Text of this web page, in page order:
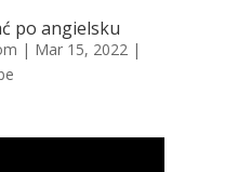
po angielsku
| Mar 15, 2022 |